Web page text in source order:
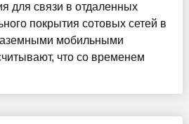
для связи в отдаленных
покрытия сотовых сетей в
мобильными
что со временем